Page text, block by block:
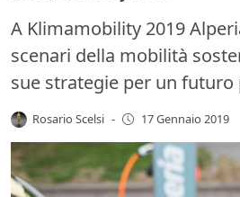
A Klimamobility 2019
scenari della mobilità
sue strategie per un futuro
Rosario Scelsi - 17 Gennaio 2019